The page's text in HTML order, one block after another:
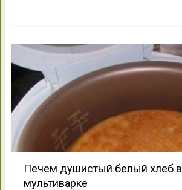
Печем душистый белый хлеб в
мультиварке